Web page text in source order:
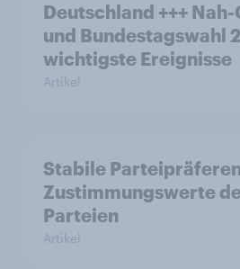
Deutschland +++
und Bundestagswahl
wichtigste Ereignisse
Artikel
Stabile
Zustimmungswerte
Parteien
Artikel